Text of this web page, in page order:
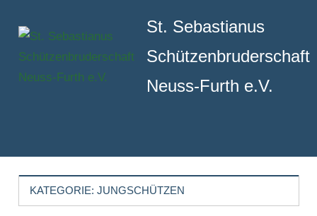
Inhalt
springen
St. Sebastianus
Schützenbruderschaft
Neuss-Furth e.V.
KATEGORIE: JUNGSCHÜTZEN